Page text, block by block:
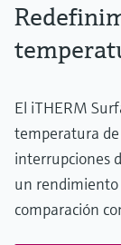
El iTHERM
temperatura de
interrupciones
un rendimiento
comparación